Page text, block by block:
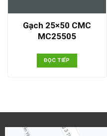
Gạch 25×50 CMC
MC25505
ĐỌC TIẾP